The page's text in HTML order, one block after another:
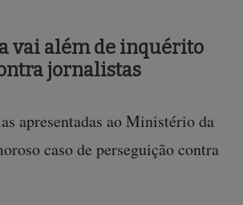
vai além de inquérito
jornalistas
apresentadas ao Ministério da
caso de perseguição contra